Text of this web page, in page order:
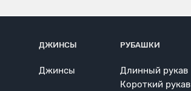
ДЖИНСЫ
Джинсы
РУБАШКИ
Длинный рукав
Короткий рукав